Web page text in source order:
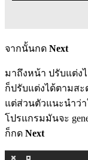
จากนั้นกด Next
มาถึงหน้า ปรับแต่ง
ก็ปรับแต่งได้ตามสะ
แต่ส่วนตัวแนะนำว่า
โปรแกรมมันจะ
ก็กด Next